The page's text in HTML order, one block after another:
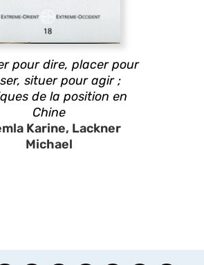
pour dire, placer pour
situer pour agir ;
de la position en
Chine
Karine, Lackner
Michael